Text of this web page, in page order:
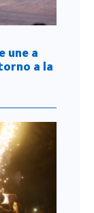
une a
a la